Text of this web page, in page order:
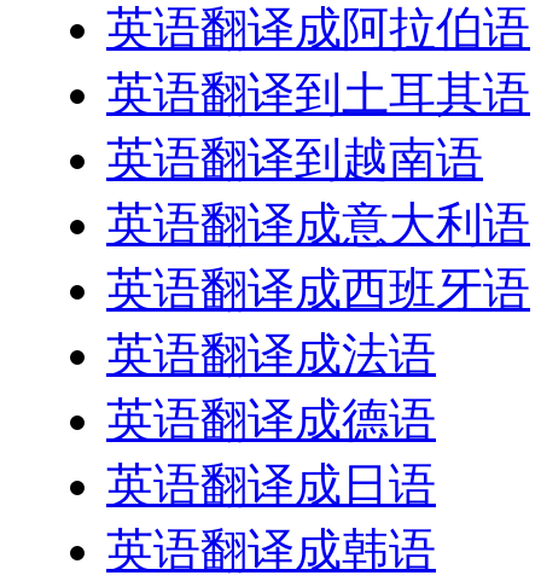
英语翻译成阿拉伯语
英语翻译到土耳其语
英语翻译到越南语
英语翻译成意大利语
英语翻译成西班牙语
英语翻译成法语
英语翻译成德语
英语翻译成日语
英语翻译成韩语